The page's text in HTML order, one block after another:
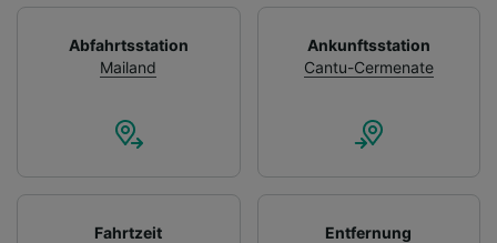
Abfahrtsstation
Mailand
Ankunftsstation
Cantu-Cermenate
Fahrtzeit
Entfernung